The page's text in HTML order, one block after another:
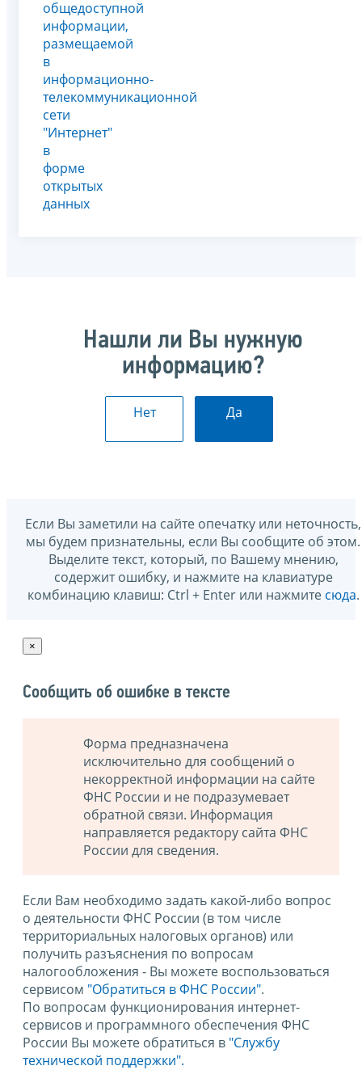
общедоступной
информации,
размещаемой
в
информационно-
телекоммуникационной
сети
"Интернет"
в
форме
открытых
данных
Нашли ли Вы нужную
информацию?
Нет Да
Если Вы заметили на сайте опечатку или неточность,
мы будем признательны, если Вы сообщите об этом.
Выделите текст, который, по Вашему мнению,
содержит ошибку, и нажмите на клавиатуре
комбинацию клавиш: Ctrl + Enter или нажмите сюда.
×
Сообщить об ошибке в тексте
Форма предназначена
исключительно для сообщений о
некорректной информации на сайте
ФНС России и не подразумевает
обратной связи. Информация
направляется редактору сайта ФНС
России для сведения.
Если Вам необходимо задать какой-либо вопрос
о деятельности ФНС России (в том числе
территориальных налоговых органов) или
получить разъяснения по вопросам
налогообложения - Вы можете воспользоваться
сервисом "Обратиться в ФНС России".
По вопросам функционирования интернет-
сервисов и программного обеспечения ФНС
России Вы можете обратиться в "Службу
технической поддержки".